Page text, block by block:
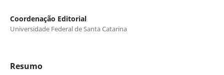
Coordenação Editorial
Universidade Federal de Santa Catarina
Resumo